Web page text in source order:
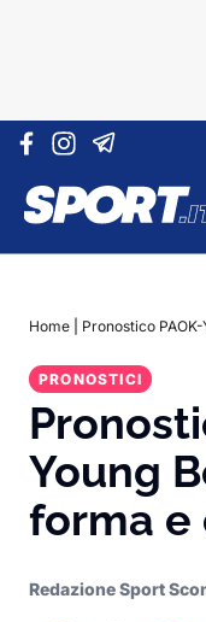
Vai al contenuto
Home Pronostico
PRONOSTICI
Young
forma e
Redazione Sport